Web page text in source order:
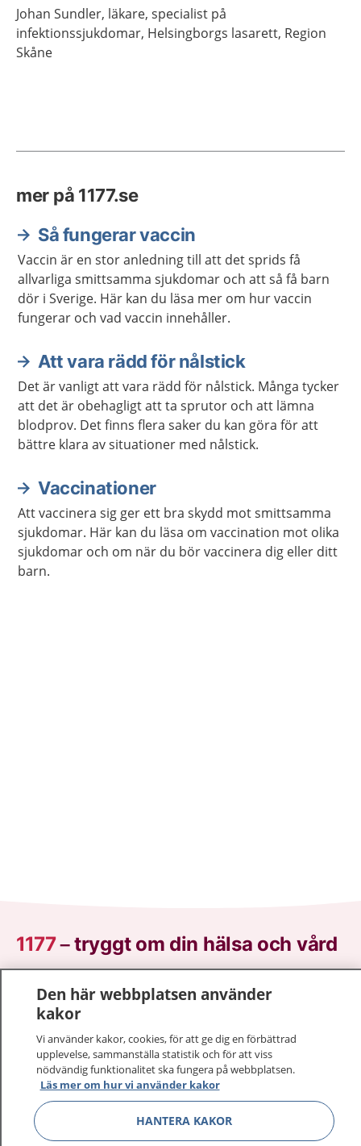
Johan Sundler, läkare, specialist på
infektionssjukdomar, Helsingborgs lasarett, Region
Skåne
mer på 1177.se
Så fungerar vaccin
Vaccin är en stor anledning till att det sprids få
allvarliga smittsamma sjukdomar och att så få barn
dör i Sverige. Här kan du läsa mer om hur vaccin
fungerar och vad vaccin innehåller.
Att vara rädd för nålstick
Det är vanligt att vara rädd för nålstick. Många tycker
att det är obehagligt att ta sprutor och att lämna
blodprov. Det finns flera saker du kan göra för att
bättre klara av situationer med nålstick.
Vaccinationer
Att vaccinera sig ger ett bra skydd mot smittsamma
sjukdomar. Här kan du läsa om vaccination mot olika
sjukdomar och om när du bör vaccinera dig eller ditt
barn.
1177–tryggt om din hälsa och vård
sjukdomar och vilka mottagningar du kan kontakta.
Logga in för att läsa din journal och göra dina
vårdärenden. Ring telefonnummer 1177 för
sjukvårdsrådgivning dygnet runt.
1177 ger dig råd när du vill må bättre.
Den här webbplatsen använder
kakor
Vi använder kakor, cookies, för att ge dig en förbättrad
upplevelse, sammanställa statistik och för att viss
nödvändig funktionalitet ska fungera på webbplatsen.
Läs mer om hur vi använder kakor
HANTERA KAKOR